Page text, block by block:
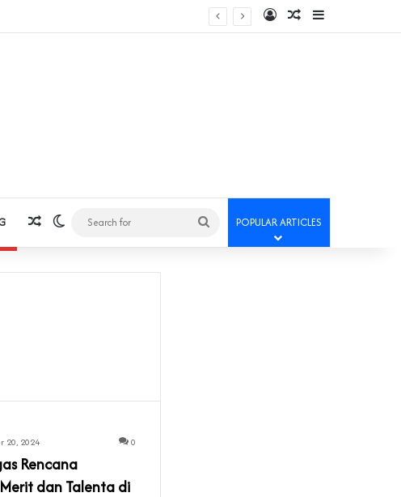
Log InRandom Article
Sidebar
Random Article
Switch skin
Search
for
POPULAR ARTICLES
20, 2024 0
Rencana
dan Talenta di